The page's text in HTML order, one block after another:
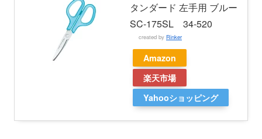
タンダード 左手用 ブルー
SC-175SL 34-520
created by Rinker
Amazon
楽天市場
Yahooショッピング